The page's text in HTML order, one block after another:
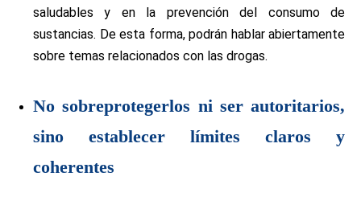
saludables y en la prevención del consumo de
sustancias. De esta forma, podrán hablar abiertamente
sobre temas relacionados con las drogas.
No sobreprotegerlos ni ser autoritarios,
sino establecer límites claros y
coherentes